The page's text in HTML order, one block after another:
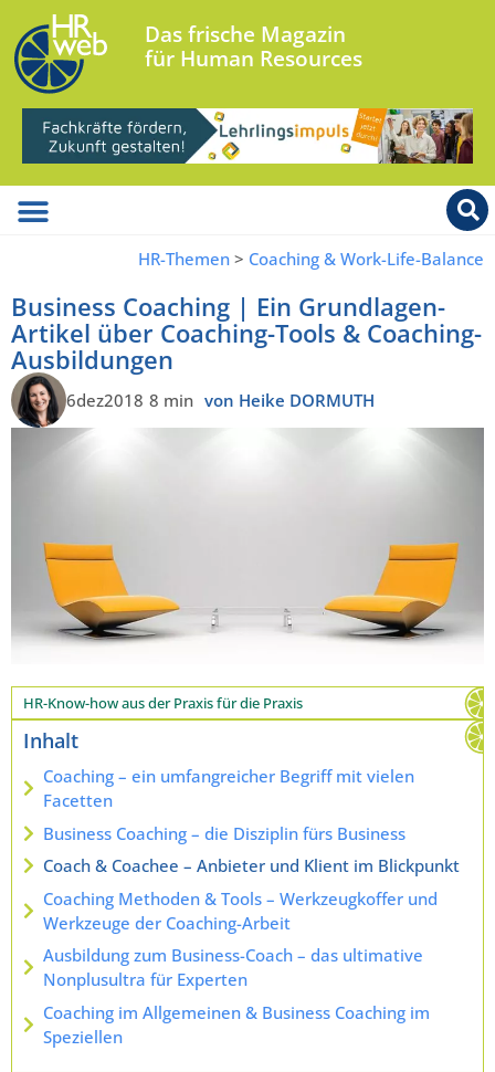
Das frische Magazin
für Human Resources
HR-Themen > Coaching & Work-Life-Balance
Business Coaching | Ein Grundlagen-
Artikel über Coaching-Tools & Coaching-
Ausbildungen
6dez2018 8 min von Heike DORMUTH
HR-Know-how aus der Praxis für die Praxis
Inhalt
Coaching – ein umfangreicher Begriff mit vielen
Facetten
Business Coaching – die Disziplin fürs Business
Coach & Coachee – Anbieter und Klient im Blickpunkt
Coaching Methoden & Tools – Werkzeugkoffer und
Werkzeuge der Coaching-Arbeit
Ausbildung zum Business-Coach – das ultimative
Nonplusultra für Experten
Coaching im Allgemeinen & Business Coaching im
Speziellen